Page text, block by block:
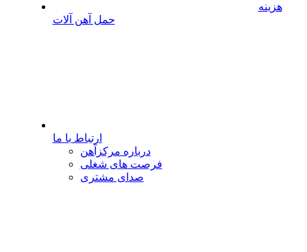
هزینه
حمل آهن آلات
ارتباط با ما
درباره مرکزآهن
فرصت های شغلی
صدای مشتری